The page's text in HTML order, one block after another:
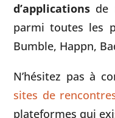
d’applications de
parmi toutes les
Bumble, Happn,
N’hésitez pas à
sites de
plateformes qui